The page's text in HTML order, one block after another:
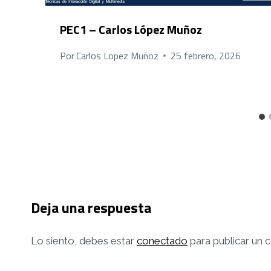
PEC1 – Carlos López Muñoz
PorCarlos Lopez Muñoz 25 febrero, 2026
Deja una respuesta
Lo siento, debes estar conectado para publicar un